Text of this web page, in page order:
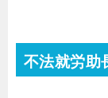
不法就労助